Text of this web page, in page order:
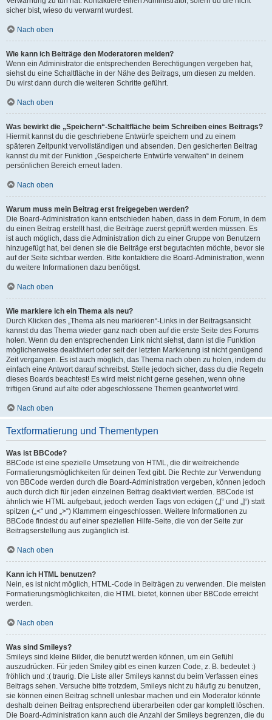
sicher bist, wieso du verwarnt wurdest.
Nach oben
Wie kann ich Beiträge den Moderatoren melden?
Wenn ein Administrator die entsprechenden Berechtigungen vergeben hat,
siehst du eine Schaltfläche in der Nähe des Beitrags, um diesen zu melden.
Du wirst dann durch die weiteren Schritte geführt.
Nach oben
Was bewirkt die „Speichern“-Schaltfläche beim Schreiben eines Beitrags?
Hiermit kannst du die geschriebene Entwürfe speichern und zu einem
späteren Zeitpunkt vervollständigen und absenden. Den gesicherten Beitrag
kannst du mit der Funktion „Gespeicherte Entwürfe verwalten“ in deinem
persönlichen Bereich erneut laden.
Nach oben
Warum muss mein Beitrag erst freigegeben werden?
Die Board-Administration kann entschieden haben, dass in dem Forum, in dem
du einen Beitrag erstellt hast, die Beiträge zuerst geprüft werden müssen. Es
ist auch möglich, dass die Administration dich zu einer Gruppe von Benutzern
hinzugefügt hat, bei denen sie die Beiträge erst begutachten möchte, bevor sie
auf der Seite sichtbar werden. Bitte kontaktiere die Board-Administration, wenn
du weitere Informationen dazu benötigst.
Nach oben
Wie markiere ich ein Thema als neu?
Durch Klicken des „Thema als neu markieren“-Links in der Beitragsansicht
kannst du das Thema wieder ganz nach oben auf die erste Seite des Forums
holen. Wenn du den entsprechenden Link nicht siehst, dann ist die Funktion
möglicherweise deaktiviert oder seit der letzten Markierung ist nicht genügend
Zeit vergangen. Es ist auch möglich, das Thema nach oben zu holen, indem du
einfach eine Antwort darauf schreibst. Stelle jedoch sicher, dass du die Regeln
dieses Boards beachtest! Es wird meist nicht gerne gesehen, wenn ohne
triftigen Grund auf alte oder abgeschlossene Themen geantwortet wird.
Nach oben
Textformatierung und Thementypen
Was ist BBCode?
BBCode ist eine spezielle Umsetzung von HTML, die dir weitreichende
Formatierungsmöglichkeiten für deinen Text gibt. Die Rechte zur Verwendung
von BBCode werden durch die Board-Administration vergeben, können jedoch
auch durch dich für jeden einzelnen Beitrag deaktiviert werden. BBCode ist
ähnlich wie HTML aufgebaut, jedoch werden Tags von eckigen („[“ und „]“) statt
spitzen („<“ und „>“) Klammern eingeschlossen. Weitere Informationen zu
BBCode findest du auf einer speziellen Hilfe-Seite, die von der Seite zur
Beitragserstellung aus zugänglich ist.
Nach oben
Kann ich HTML benutzen?
Nein, es ist nicht möglich, HTML-Code in Beiträgen zu verwenden. Die meisten
Formatierungsmöglichkeiten, die HTML bietet, können über BBCode erreicht
werden.
Nach oben
Was sind Smileys?
Smileys sind kleine Bilder, die benutzt werden können, um ein Gefühl
auszudrücken. Für jeden Smiley gibt es einen kurzen Code, z. B. bedeutet :)
fröhlich und :( traurig. Die Liste aller Smileys kannst du beim Verfassen eines
Beitrags sehen. Versuche bitte trotzdem, Smileys nicht zu häufig zu benutzen,
sie können einen Beitrag schnell unlesbar machen und ein Moderator könnte
deshalb deinen Beitrag entsprechend überarbeiten oder gar komplett löschen.
Die Board-Administration kann auch die Anzahl der Smileys begrenzen, die du